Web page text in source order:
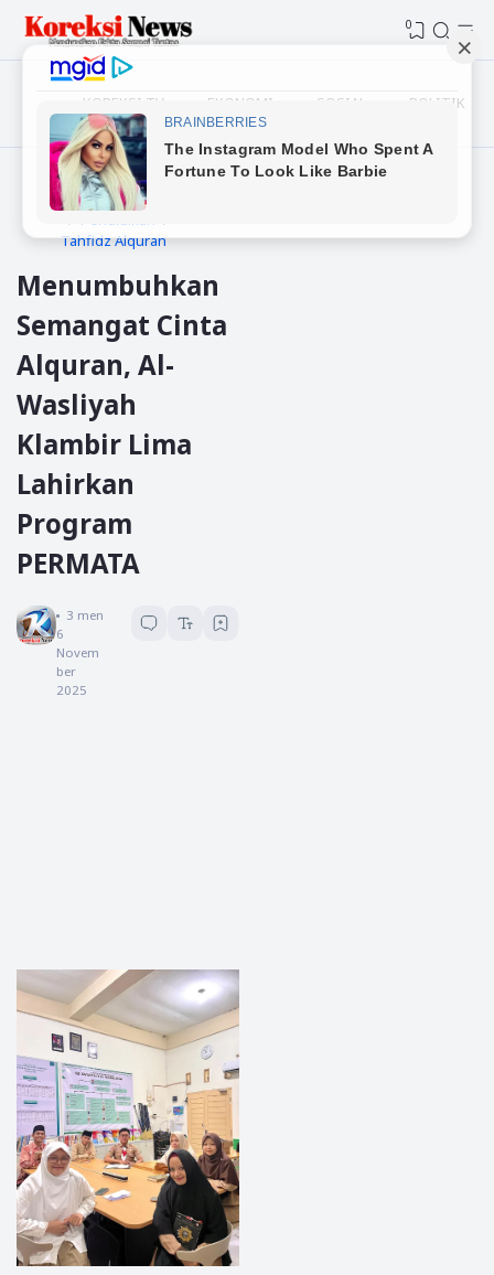
0
KOREKSI TV EKONOMI SOSIAL POLITIK
Beranda
Deli Serdang
Pendidikan
Tahfidz Alquran
Menumbuhkan
Semangat Cinta
Alquran, Al-
Wasliyah
Klambir Lima
Lahirkan
Program
PERMATA
Koreksi News
3 menit baca
6
Novem
ber
2025